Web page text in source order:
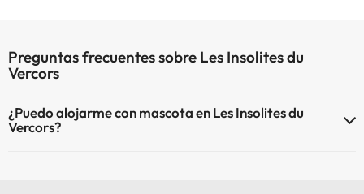
Preguntas frecuentes sobre Les Insolites du
Vercors
¿Puedo alojarme con mascota en Les Insolites du
Vercors?